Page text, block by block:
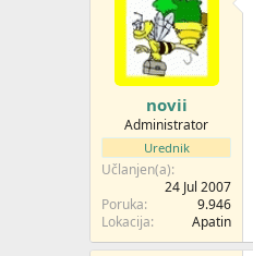
novii
Administrator
Urednik
Učlanjen(a)
24 Jul 2007
Poruka
9.946
Lokacija
Apatin